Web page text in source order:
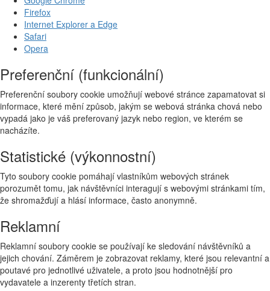
Firefox
Internet Explorer a Edge
Safari
Opera
Preferenční (funkcionální)
Preferenční soubory cookie umožňují webové stránce zapamatovat si
informace, které mění způsob, jakým se webová stránka chová nebo
vypadá jako je váš preferovaný jazyk nebo region, ve kterém se
nacházíte.
Statistické (výkonnostní)
Tyto soubory cookie pomáhají vlastníkům webových stránek
porozumět tomu, jak návštěvníci interagují s webovými stránkami tím,
že shromažďují a hlásí informace, často anonymně.
Reklamní
Reklamní soubory cookie se používají ke sledování návštěvníků a
jejich chování. Záměrem je zobrazovat reklamy, které jsou relevantní a
poutavé pro jednotlivé uživatele, a proto jsou hodnotnější pro
vydavatele a inzerenty třetích stran.